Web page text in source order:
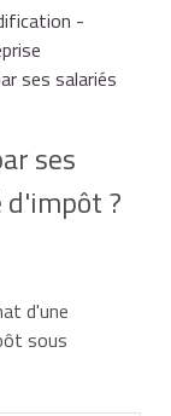
-
ses salariés
ses
d'impôt ?
d'une
sous